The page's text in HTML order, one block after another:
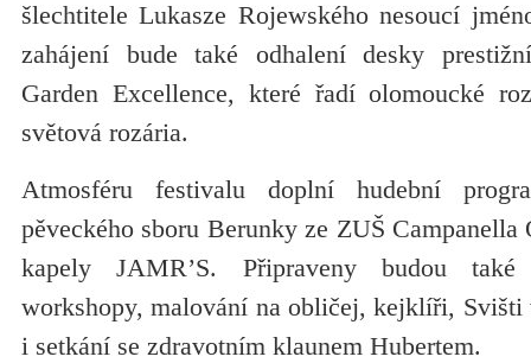
šlechtitele Lukasze Rojewského nesoucí
zahájení bude také odhalení desky
Garden Excellence, které řadí olomoucké
světová rozária.
Atmosféru festivalu doplní hudební
pěveckého sboru Berunky ze ZUŠ Campanella
kapely JAMR’S. Připraveny budou
workshopy, malování na obličej, kejklíři, Svišti
i setkání se zdravotním klaunem Hubertem.